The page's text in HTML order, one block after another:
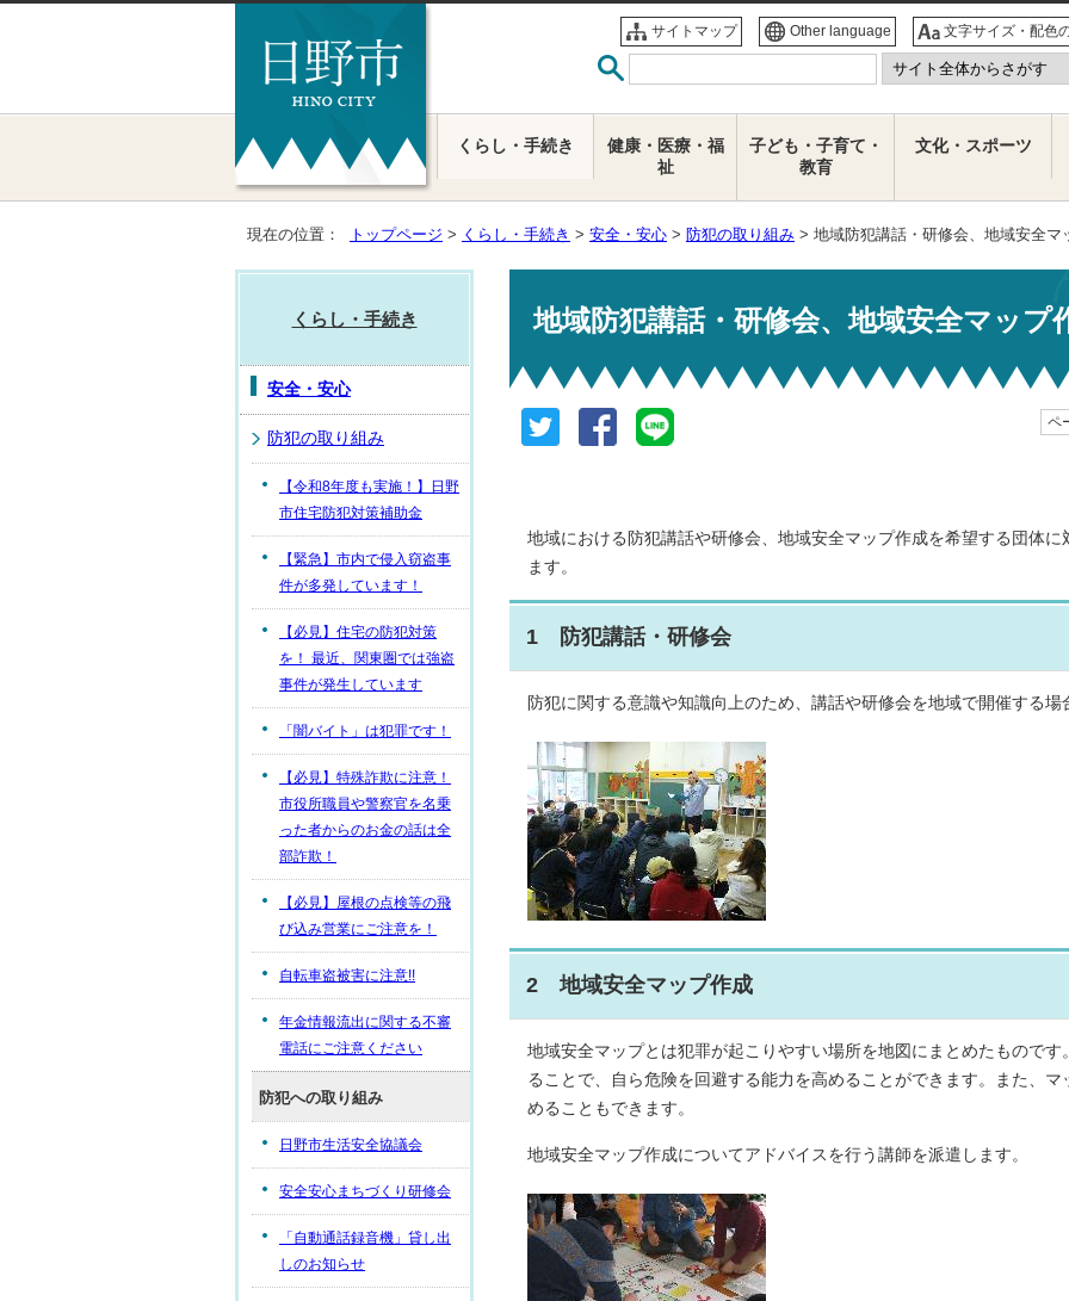
サイトマップ Other language 文字サイズ・配色
くらし・手続き
健康・医療・福
祉
子ども・子育て・
教育
文化・スポーツ
現在の位置： トップページ > くらし・手続き > 安全・安心 > 防犯の取り組み > 地域防犯講話・研修会、地域安全マ
地域防犯講話・研修会、地域安全マップ
ペ
地域における防犯講話や研修会、地域安全マップ作成を希望する団体
ます。
1 防犯講話・研修会
防犯に関する意識や知識向上のため、講話や研修会を地域で開催する場
2 地域安全マップ作成
地域安全マップとは犯罪が起こりやすい場所を地図にまとめたもので
ることで、自ら危険を回避する能力を高めることができます。また、
めることもできます。
地域安全マップ作成についてアドバイスを行う講師を派遣します。
くらし・手続き
安全・安心
防犯の取り組み
【令和8年度も実施！】日野
市住宅防犯対策補助金
【緊急】市内で侵入窃盗事
件が多発しています！
【必見】住宅の防犯対策
を！ 最近、関東圏では強盗
事件が発生しています
「闇バイト」は犯罪です！
【必見】特殊詐欺に注意！
市役所職員や警察官を名乗
った者からのお金の話は全
部詐欺！
【必見】屋根の点検等の飛
び込み営業にご注意を！
自転車盗被害に注意!!
年金情報流出に関する不審
電話にご注意ください
防犯への取り組み
日野市生活安全協議会
安全安心まちづくり研修会
「自動通話録音機」貸し出
しのお知らせ